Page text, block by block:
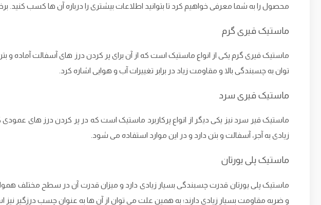
محصول را به شما معرفی خواهیم کرد تا بتوانید اطلاعات بیشتری را درباره آن ‌ها کسب کنید.
ماستیک قیری گرم
ماستیک قیری گرم یکی از انواع ماستیک است که از آن برای پر کردن درز های آسفالت آماده
توان به چسبندگی بالا و مقاومت زیاد در برابر تغییرات آب و هوایی اشاره کرد.
ماستیک قیری سرد
ماستیک قیر سرد نیز یکی دیگر از انواع ‌پرکاربرد ماستیک است که در پر کردن درز های
زیادی به آجر، آسفالت و بتن دارد و در این موارد استفاده می ‌شود.
ماستیک پلی یورتان
ماستیک پلی یورتان قدرت چسبندگی بسیار زیادی دارد و میزان قدرت آن در سطح مختلف
و ضربه مقاومت بسیار زیادی دارند؛ به همین علت می ‌توان از آن‌ ها به عنوان چسب درزگیر نیز